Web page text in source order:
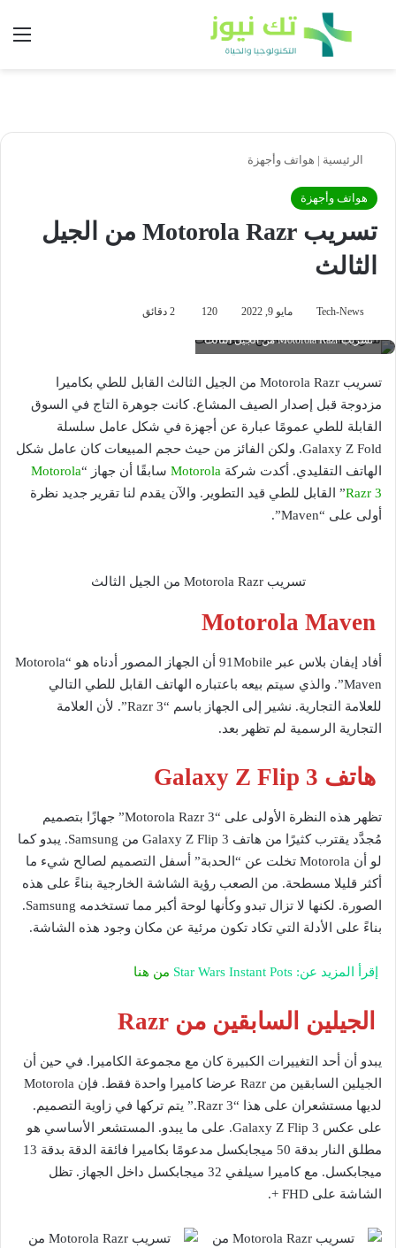
بحث عن
الرئيسية | هواتف وأجهزة
هواتف وأجهزة
تسريب Motorola Razr من الجيل
الثالث
Tech-News مايو 9, 2022 120
تسريب Motorola Razr من الجيل الثالث
تسريب Motorola Razr من الجيل الثالث القابل للطي بكاميرا
مزدوجة قبل إصدار الصيف المشاع. كانت جوهرة التاج في السوق
القابلة للطي عمومًا عبارة عن أجهزة في شكل عامل سلسلة
Galaxy Z Fold. ولكن الفائز من حيث حجم المبيعات كان عامل شكل
الهاتف التقليدي. أكدت شركة Motorola سابقًا أن جهاز “Motorola
Razr 3” القابل للطي قيد التطوير. والآن يقدم لنا تقرير جديد نظرة
أولى على “Maven”.
تسريب Motorola Razr من الجيل الثالث
Motorola Maven
أفاد إيفان بلاس عبر 91Mobile أن الجهاز المصور أدناه هو “Motorola
Maven”. والذي سيتم بيعه باعتباره الهاتف القابل للطي التالي
للعلامة التجارية. نشير إلى الجهاز باسم “Razr 3”. لأن العلامة
التجارية الرسمية لم تظهر بعد.
هاتف Galaxy Z Flip 3
تظهر هذه النظرة الأولى على “Motorola Razr 3” جهازًا بتصميم
مُجدَّد يقترب كثيرًا من هاتف Galaxy Z Flip 3 من Samsung. يبدو كما
لو أن Motorola تخلت عن “الحدبة” أسفل التصميم لصالح شيء ما
أكثر قليلا مسطحة. من الصعب رؤية الشاشة الخارجية بناءً على هذه
الصورة. لكنها لا تزال تبدو وكأنها لوحة أكبر مما تستخدمه Samsung.
بناءً على الأدلة التي تكاد تكون مرئية عن مكان وجود هذه الشاشة.
إقرأ المزيد عن: Star Wars Instant Pots من هنا
الجيلين السابقين من Razr
يبدو أن أحد التغييرات الكبيرة كان مع مجموعة الكاميرا. في حين أن
الجيلين السابقين من Razr عرضا كاميرا واحدة فقط. فإن Motorola
لديها مستشعران على هذا “Razr 3.” يتم تركها في زاوية التصميم.
على عكس Galaxy Z Flip 3. على ما يبدو. المستشعر الأساسي هو
مطلق النار بدقة 50 ميجابكسل مدعومًا بكاميرا فائقة الدقة بدقة 13
ميجابكسل. مع كاميرا سيلفي 32 ميجابكسل داخل الجهاز. تظل
الشاشة على FHD +.